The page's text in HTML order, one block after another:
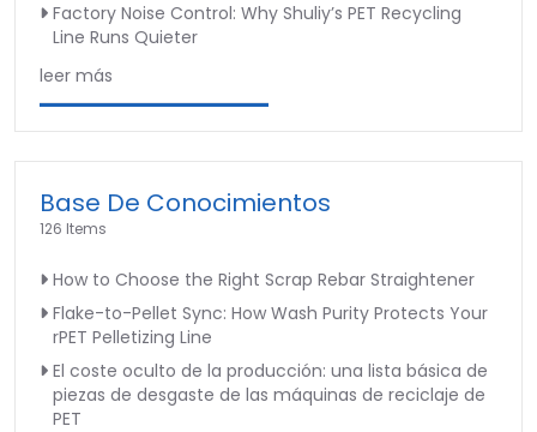
Factory Noise Control: Why Shuliy’s PET Recycling
Line Runs Quieter
leer más
Base De Conocimientos
126 Items
How to Choose the Right Scrap Rebar Straightener
Flake-to-Pellet Sync: How Wash Purity Protects Your
rPET Pelletizing Line
El coste oculto de la producción: una lista básica de
piezas de desgaste de las máquinas de reciclaje de
PET